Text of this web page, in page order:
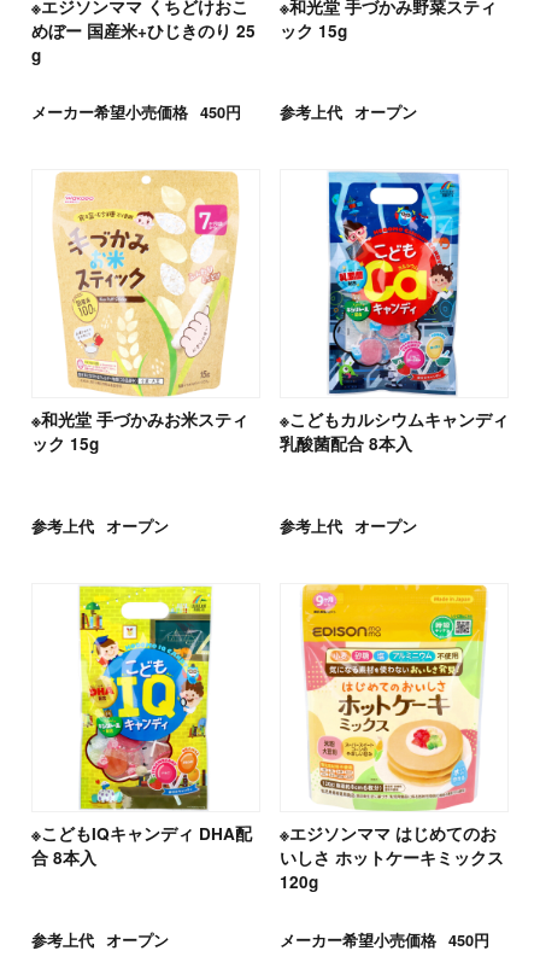
※エジソンママ くちどけおこ
めぼー 国産米+ひじきのり 25
g
メーカー希望小売価格 450円
※和光堂 手づかみ野菜スティ
ック 15g
参考上代 オープン
※和光堂 手づかみお米スティ
ック 15g
参考上代 オープン
※こどもカルシウムキャンディ
乳酸菌配合 8本入
参考上代 オープン
※こどもIQキャンディ DHA配
合 8本入
参考上代 オープン
※エジソンママ はじめてのお
いしさ ホットケーキミックス
120g
メーカー希望小売価格 450円